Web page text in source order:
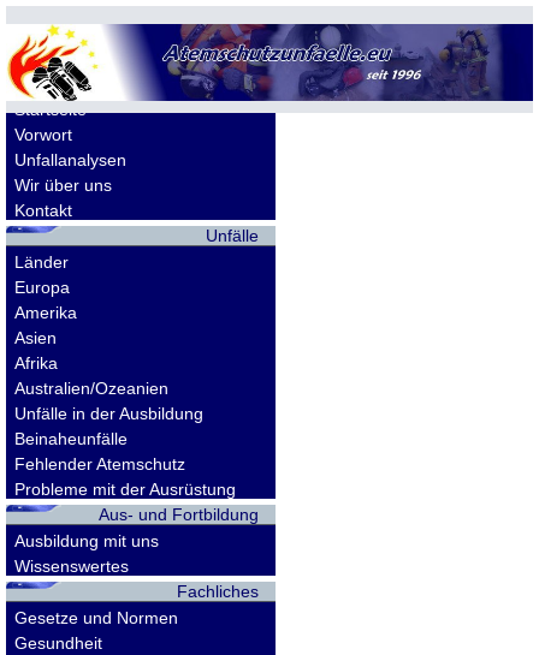
Allgemeines
Startseite
Vorwort
Unfallanalysen
Wir über uns
Kontakt
Unfälle
Länder
Europa
Amerika
Asien
Afrika
Australien/Ozeanien
Unfälle in der Ausbildung
Beinaheunfälle
Fehlender Atemschutz
Probleme mit der Ausrüstung
Aus- und Fortbildung
Ausbildung mit uns
Wissenswertes
Fachliches
Gesetze und Normen
Gesundheit